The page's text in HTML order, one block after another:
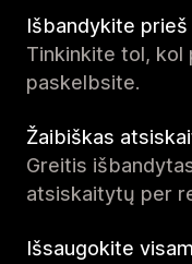
Išbandykite
Tinkinkite tol, kol
paskelbsite.
Žaibiškas
Greitis
atsiskaitytų per
Išsaugokite